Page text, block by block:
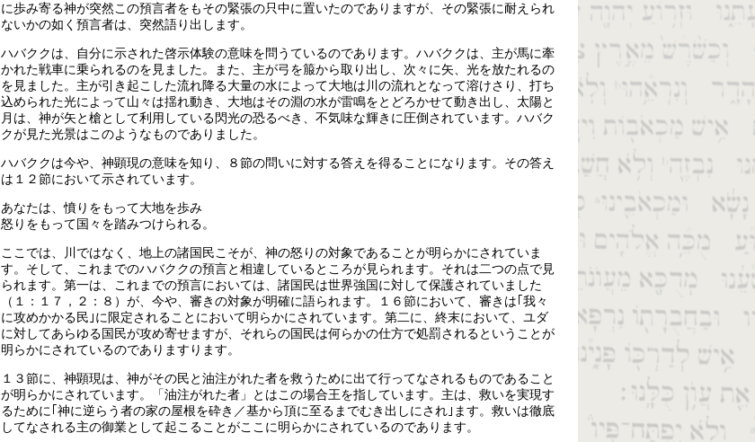
に歩み寄る神が突然この預言者をもその緊張の只中に置いたのでありますが、その緊張に耐えられ
ないかの如く預言者は、突然語り出します。
ハバククは、自分に示された啓示体験の意味を問うているのであります。ハバククは、主が馬に牽
かれた戦車に乗られるのを見ました。また、主が弓を箙から取り出し、次々に矢、光を放たれるの
を見ました。主が引き起こした流れ降る大量の水によって大地は川の流れとなって溶けさり、打ち
込められた光によって山々は揺れ動き、大地はその淵の水が雷鳴をとどろかせて動き出し、太陽と
月は、神が矢と槍として利用している閃光の恐るべき、不気味な輝きに圧倒されています。ハバク
クが見た光景はこのようなものでありました。
ハバククは今や、神顕現の意味を知り、８節の問いに対する答えを得ることになります。その答え
は１２節において示されています。
あなたは、憤りをもって大地を歩み
怒りをもって国々を踏みつけられる。
ここでは、川ではなく、地上の諸国民こそが、神の怒りの対象であることが明らかにされていま
す。そして、これまでのハバククの預言と相違しているところが見られます。それは二つの点で見
られます。第一は、これまでの預言においては、諸国民は世界強国に対して保護されていました
（１：１７，２：８）が、今や、審きの対象が明確に語られます。１６節において、審きは｢我々
に攻めかかる民｣に限定されることにおいて明らかにされています。第二に、終末において、ユダ
に対してあらゆる国民が攻め寄せますが、それらの国民は何らかの仕方で処罰されるということが
明らかにされているのでありますります。
１３節に、神顕現は、神がその民と油注がれた者を救うために出て行ってなされるものであること
が明らかにされています。「油注がれた者」とはこの場合王を指しています。主は、救いを実現す
るために｢神に逆らう者の家の屋根を砕き／基から頂に至るまでむき出しにされ｣ます。救いは徹底
してなされる主の御業として起こることがここに明らかにされているのであります。